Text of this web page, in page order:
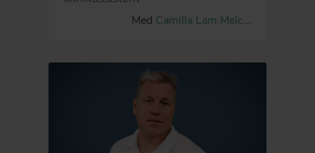
Med Camilla Lam Melchior